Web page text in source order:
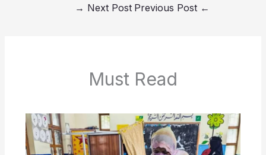
←
Next Post
→
Must Read